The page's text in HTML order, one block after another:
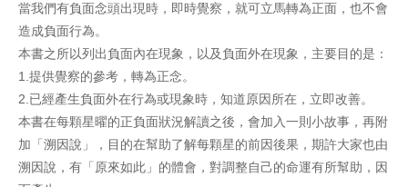
當我們有負面念頭出現時，即時覺察，就可立馬轉為正面，也不會
造成負面行為。
本書之所以列出負面內在現象，以及負面外在現象，主要目的是：
1.提供覺察的參考，轉為正念。
2.已經產生負面外在行為或現象時，知道原因所在，立即改善。
本書在每顆星曜的正負面狀況解讀之後，會加入一則小故事，再附
加「溯因說」，目的在幫助了解每顆星的前因後果，期許大家也由
溯因說，有「原來如此」的體會，對調整自己的命運有所幫助，因